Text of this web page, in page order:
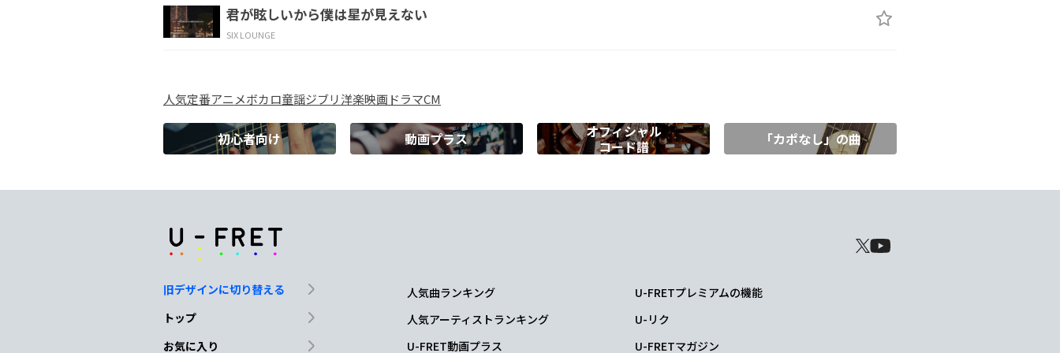
なんでそんなに そっけないのさ そっぽ向いてさ
君の方から 誘ったくせに
F
俺じゃないなら 早く
Am
言ってよ
Dm7
そんなに
G
ちょっとひどいんじゃ ない あんまりじゃない
君が眩しいから僕は星が見えない
SIX LOUNGE
人気定番アニメボカロ童謡ジブリ洋楽映画ドラマCM
初心者向け 動画プラス
オフィシャル
コード譜
「カポなし」の曲
旧デザインに切り替える
トップ
お気に入り
人気曲ランキング
人気アーティストランキング
U-FRET動画プラス
U-FRETプレミアムの機能
U-リク
U-FRETマガジン